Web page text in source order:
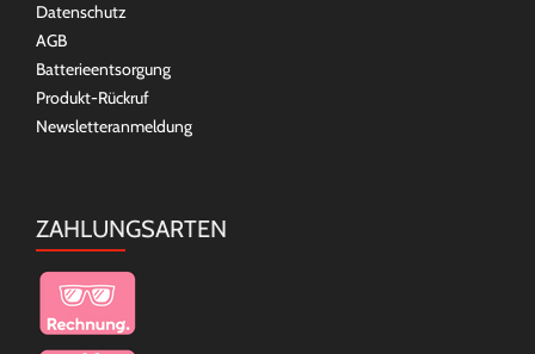
Datenschutz
AGB
Batterieentsorgung
Produkt-Rückruf
Newsletteranmeldung
ZAHLUNGSARTEN